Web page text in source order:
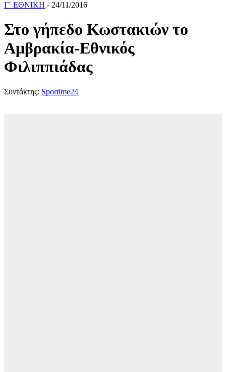
Γ΄ ΕΘΝΙΚΗ - 24/11/2016
Στο γήπεδο Κωστακιών το
Αμβρακία-Εθνικός
Φιλιππιάδας
Συντάκτης: Sportime24